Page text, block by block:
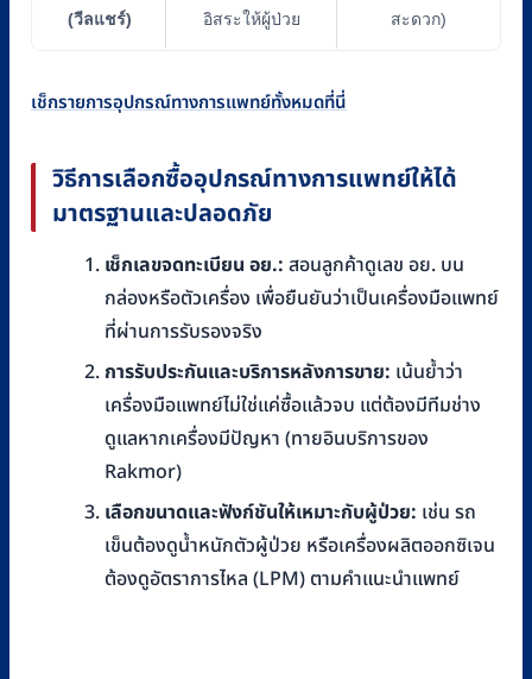
(วีลแชร์)
อิสระให้ผู้ป่วย
สะดวก)
เช็กรายการอุปกรณ์ทางการแพทย์ทั้งหมดที่นี่
วิธีการเลือกซื้ออุปกรณ์ทางการแพทย์ให้ได้
มาตรฐานและปลอดภัย
เช็กเลขจดทะเบียน อย.: สอนลูกค้าดูเลข อย. บน
กล่องหรือตัวเครื่อง เพื่อยืนยันว่าเป็นเครื่องมือแพทย์
ที่ผ่านการรับรองจริง
การรับประกันและบริการหลังการขาย: เน้นย้ำว่า
เครื่องมือแพทย์ไม่ใช่แค่ซื้อแล้วจบ แต่ต้องมีทีมช่าง
ดูแลหากเครื่องมีปัญหา (ทายอินบริการของ
Rakmor)
เลือกขนาดและฟังก์ชันให้เหมาะกับผู้ป่วย: เช่น รถ
เข็นต้องดูน้ำหนักตัวผู้ป่วย หรือเครื่องผลิตออกซิเจน
ต้องดูอัตราการไหล (LPM) ตามคำแนะนำแพทย์